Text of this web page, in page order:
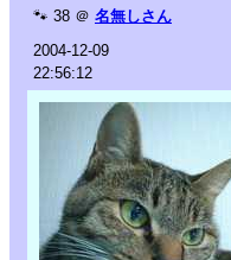
🐾 38 ＠ 名無しさん
2004-12-09
22:56:12